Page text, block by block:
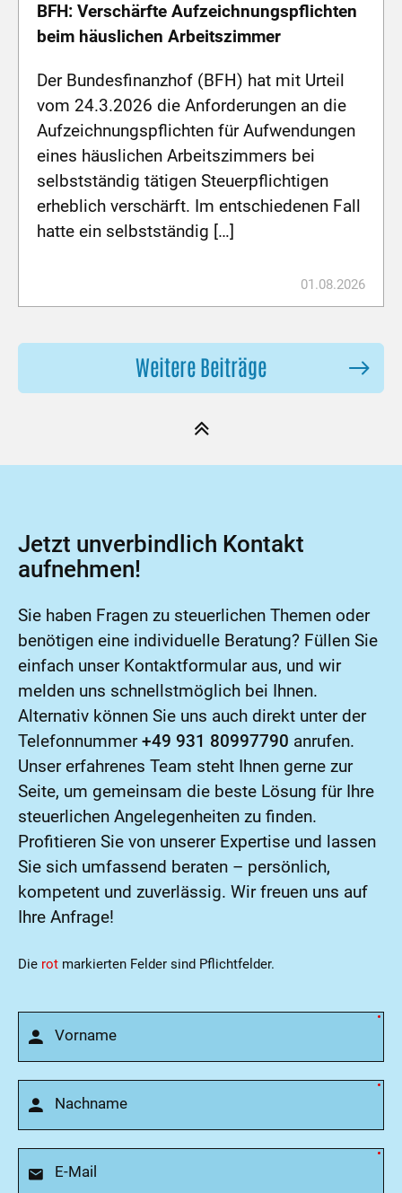
BFH: Verschärfte Aufzeichnungspflichten
beim häuslichen Arbeitszimmer
Der Bundesfinanzhof (BFH) hat mit Urteil
vom 24.3.2026 die Anforderungen an die
Aufzeichnungspflichten für Aufwendungen
eines häuslichen Arbeitszimmers bei
selbstständig tätigen Steuerpflichtigen
erheblich verschärft. Im entschiedenen Fall
hatte ein selbstständig […]
01.08.2026
Weitere Beiträge
Jetzt unverbindlich Kontakt
aufnehmen!
Sie haben Fragen zu steuerlichen Themen oder
benötigen eine individuelle Beratung? Füllen Sie
einfach unser Kontaktformular aus, und wir
melden uns schnellstmöglich bei Ihnen.
Alternativ können Sie uns auch direkt unter der
Telefonnummer+49 931 80997790 anrufen.
Unser erfahrenes Team steht Ihnen gerne zur
Seite, um gemeinsam die beste Lösung für Ihre
steuerlichen Angelegenheiten zu finden.
Profitieren Sie von unserer Expertise und lassen
Sie sich umfassend beraten – persönlich,
kompetent und zuverlässig. Wir freuen uns auf
Ihre Anfrage!
Die rot markierten Felder sind Pflichtfelder.